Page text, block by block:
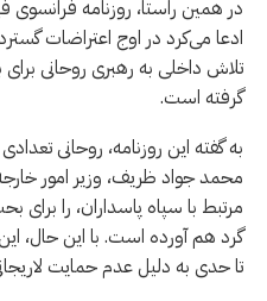
در همین راستا، روزنامه فرانسوی
ادعا می‌کرد در اوج اعتراضات
تلاش داخلی به رهبری روحانی برای
گرفته است.
به گفته این روزنامه، روحانی
محمد جواد ظریف، وزیر امور
مرتبط با سپاه پاسداران، را برای
گرد هم آورده است. با این حال،
تا حدی به دلیل عدم حمایت